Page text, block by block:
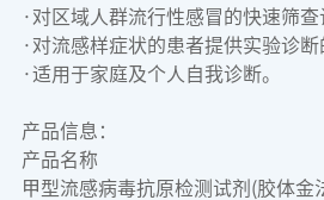
·对区域人群流行性感冒的快速筛查
·对流感样症状的患者提供实验诊断
·适用于家庭及个人自我诊断。
产品信息：
产品名称
甲型流感病毒抗原检测试剂(胶体